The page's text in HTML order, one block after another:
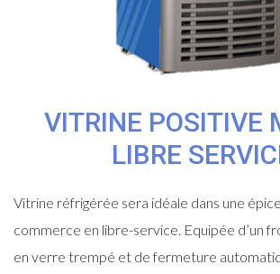
VITRINE POSITIVE
LIBRE
Vitrine réfrigérée sera idéale dans une
commerce en libre-service. Equipée d’un
en verre trempé et de fermeture